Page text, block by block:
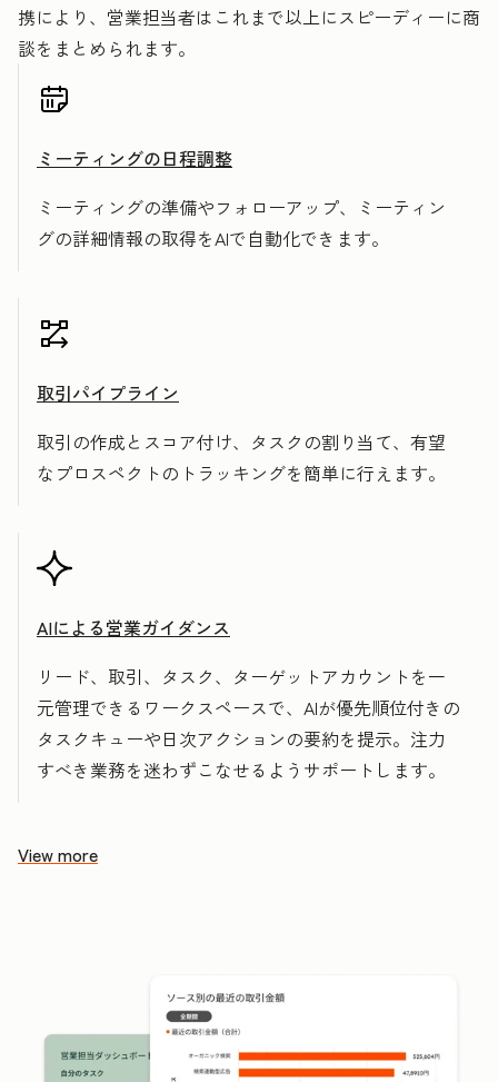
携により、営業担当者はこれまで以上にスピーディーに商
談をまとめられます。
ミーティングの日程調整
ミーティングの準備やフォローアップ、ミーティン
グの詳細情報の取得をAIで自動化できます。
取引パイプライン
取引の作成とスコア付け、タスクの割り当て、有望
なプロスペクトのトラッキングを簡単に行えます。
AIによる営業ガイダンス
リード、取引、タスク、ターゲットアカウントを一
元管理できるワークスペースで、AIが優先順位付きの
タスクキューや日次アクションの要約を提示。注力
すべき業務を迷わずこなせるようサポートします。
View more